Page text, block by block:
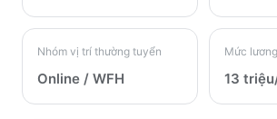
Nhóm vị trí thường tuyển
Online / WFH
Mức
13